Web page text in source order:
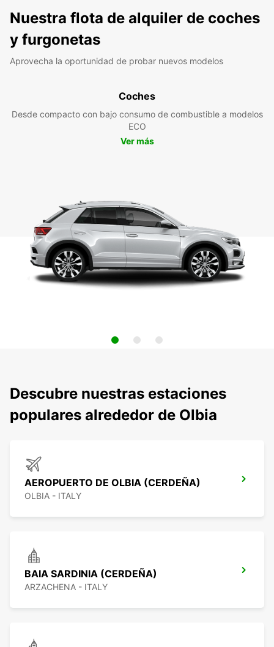
Nuestra flota de alquiler de coches
y furgonetas
Aprovecha la oportunidad de probar nuevos modelos
Coches
Desde compacto con bajo consumo de combustible a modelos
ECO
Ver más
Descubre nuestras estaciones
populares alrededor de Olbia
AEROPUERTO DE OLBIA (CERDEÑA)
OLBIA - ITALY
BAIA SARDINIA (CERDEÑA)
ARZACHENA - ITALY